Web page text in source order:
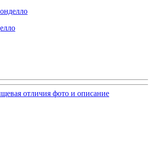
отличия фото и описание